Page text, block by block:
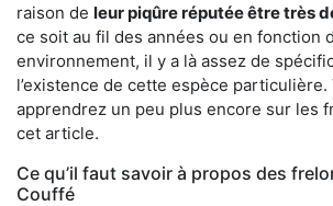
raison de leur piqûre réputée être très
ce soit au fil des années ou en fonction
environnement, il y a là assez de
l’existence de cette espèce particulière.
apprendrez un peu plus encore sur les
cet article.
Ce qu’il faut savoir à propos des
Couffé